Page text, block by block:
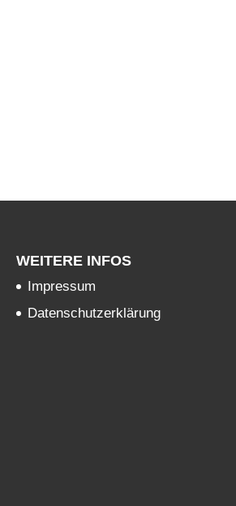
WEITERE INFOS
Impressum
Datenschutzerklärung